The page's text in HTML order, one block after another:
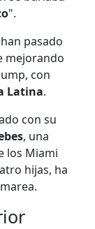
".
pasado
mejorando
con
Latina.
con su
, una
los Miami
hijas, ha